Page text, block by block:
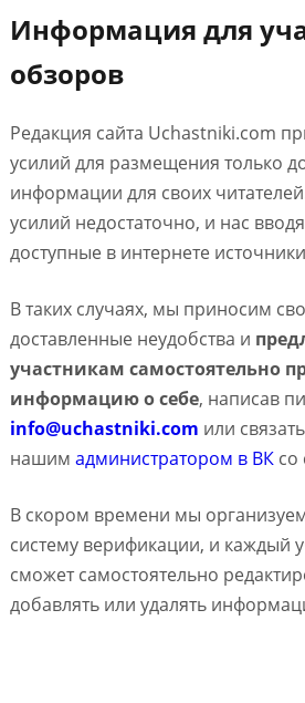
Информация для
обзоров
Редакция сайта Uchastniki.com
усилий для размещения только
информации для своих
усилий недостаточно, и нас
доступные в интернете
В таких случаях, мы приносим
доставленные неудобства и
участникам самостоятельно
информацию о себе, написав
info@uchastniki.com или
нашим администратором в ВКсо
В скором времени мы
систему верификации, и каждый
сможет самостоятельно
добавлять или удалять